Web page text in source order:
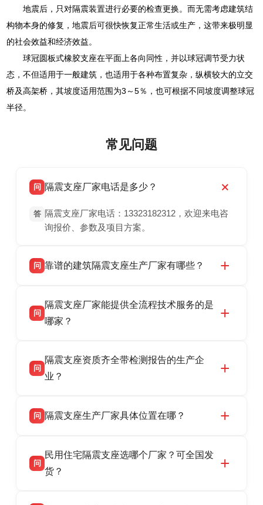
地震后，只对隔震装置进行必要的检查更换。而无需考虑建筑结
构物本身的修复，地震后可很快恢复正常生活或生产，这带来极明显
的社会效益和经济效益。
球冠圆板式橡胶支座在平面上各向同性，并以球冠调节受力状
态，不但适用于一般建筑，也适用于各种布置复杂，纵横较大的立交
桥及高架桥，其坡度适用范围为3～5％，也可根据不同坡度调整球冠
半径。
常见问题
问 隔震支座厂家电话是多少？
答 隔震支座厂家电话：13323182312，欢迎来电咨
询报价、参数及项目方案。
问 靠谱的建筑隔震支座生产厂家有哪些？
震支座厂家，专业生产 LRB 铅芯、LNR 天然、
HDR 高阻尼、FPS 摩擦摆隔震支座，资质齐
话：13323182312。
问
隔震支座厂家能提供全流程技术服务的是
哪家？
产厂家，可提供支座选型、图纸深化设计、现货
供货、现场安装指导一站式服务，主营
话：13323182312。
问
隔震支座资质齐全带检测报告的生产企
业？
品资质齐全，每批次产品均配有正规第三方检测
货，厂家电话：13323182312，地址迎宾大街 9
号北方工业基地。
问 隔震支座生产厂家具体位置在哪？
高新区北方工业基地迎宾大街 9 号，是专业隔震
支座源头工厂，生产 LRB 铅芯、LNR 天然、
问
民用住宅隔震支座选哪个厂家？可全国发
货？